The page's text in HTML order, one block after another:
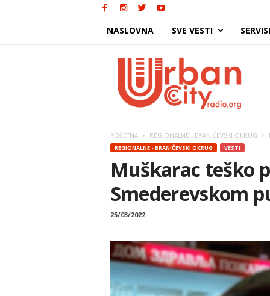
NASLOVNA SVE VESTI
POČETNA REGIONALNE - BRANIČEVSKI OKRUG
REGIONALNE - BRANIČEVSKI OKRUG VESTI
Muškarac teško
Smederevskom
25/03/2022